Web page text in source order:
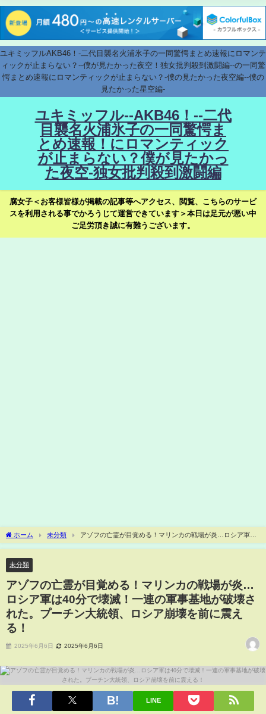
ユキミッフルAKB46！-二代目襲名火浦氷子の一同驚愕まとめ速報にロマンテ
ィックが止まらない？--僕が見たかった夜空！独女批判殺到激闘編--の一同驚
愕まとめ速報にロマンティックが止まらない？-僕の見たかった夜空編--僕の
見たかった星空編-
ユキミッフル--AKB46！--二代
目襲名火浦氷子の一同驚愕ま
とめ速報！にロマンティック
が止まらない？僕が見たかっ
た夜空-独女批判殺到激闘編
腐女子＜お客様皆様が掲載の記事等へアクセス、閲覧、こちらのサービ
スを利用される事でかろうじて運営できています＞本日は足元が悪い中
ご足労頂き誠に有難うございます。
ホーム 未分類
アゾフの亡霊が目覚める！マリンカの戦場が炎…ロシア軍は
40分で壊滅！一連の軍事基地が破壊された。プーチン大統領、ロシア崩壊を前に震え
未分類
アゾフの亡霊が目覚める！マリンカの戦場が炎…
ロシア軍は40分で壊滅！一連の軍事基地が破壊さ
れた。プーチン大統領、ロシア崩壊を前に震え
る！
2025年6月6日 2025年6月6日
LINE